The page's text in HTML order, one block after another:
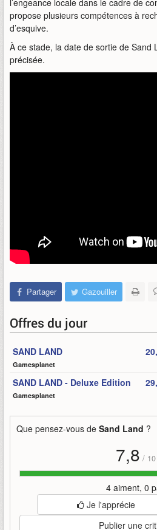
l’engeance locale dans le cadre de
propose plusieurs compétences à
d’esquive.
À ce stade, la date de sortie de Sand
précisée.
Partager Gazouiller
Offres du jour
SAND LAND
Gamesplanet
SAND LAND - Deluxe Edition
Gamesplanet
Que pensez-vous de Sand Land ?
7,8 / 10
4 aiment, 0
Je l'apprécie
Publier une